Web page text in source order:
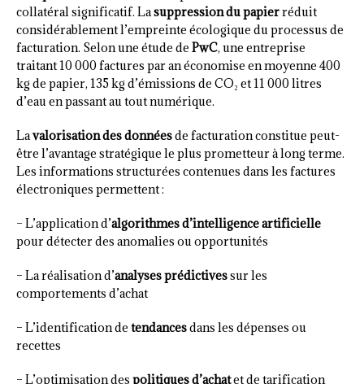
collatéral significatif. Lasuppression du papierréduit
considérablement l’empreinte écologique du processus de
facturation. Selon une étude de PwC, une entreprise
traitant 10 000 factures par an économise en moyenne 400
kg de papier, 135 kg d’émissions de CO₂ et 11 000 litres
d’eau en passant au tout numérique.
Lavalorisation des donnéesde facturation constitue peut-
être l’avantage stratégique le plus prometteur à long terme.
Les informations structurées contenues dans les factures
électroniques permettent :
– L’application d’algorithmes d’intelligence artificielle
pour détecter des anomalies ou opportunités
– La réalisation d’analyses prédictivessur les
comportements d’achat
– L’identification de tendancesdans les dépenses ou
recettes
– L’optimisation des politiques d’achatet de tarification